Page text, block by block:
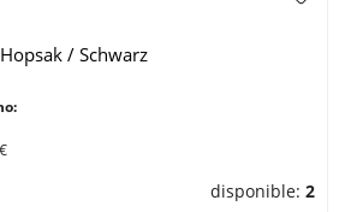
/ Schwarz
disponible:2